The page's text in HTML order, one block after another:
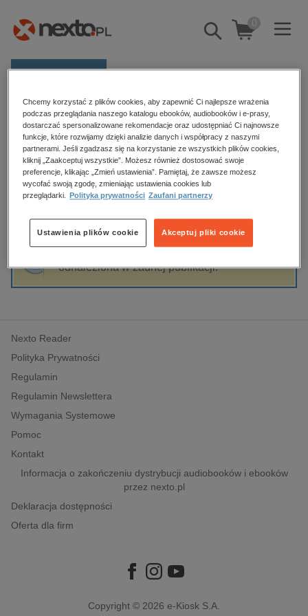
Pokaż/schowaj
wyszukiwarkę
0
E-prasa
Kategorie
Zobacz wszystkie E-prasa
budownictwo, aranżacja wnętrz
biznesowe, branżowe, gospodarka
edukacja
hobby, sport, rozrywka
komputery, internet, technologie, informatyka
polityka, społeczno-informacyjne
psychologiczne
inne
popularno-naukowe
historia
Strona główna Wanda Zagórska
Wanda Zagórska
Sortowanie Filtrowanie
odnaleziona w żadnej publikacji.
Nexto Reader
Polityka Prywatności
Regulamin
Regulamin Newslettera
Wymagania Systemowe
Pomoc
Kontakt
Informacja o zakończeniu dystrybucji audiobooków i ebooków
przez nexto.pl
Deklaracja dostępności
Oferta dla firm
Copyright © 2026 e-Kiosk S.A.
Chcemy korzystać z plików cookies, aby zapewnić Ci najlepsze wrażenia
podczas przeglądania naszego katalogu ebooków, audiobooków i e-prasy,
dostarczać spersonalizowane rekomendacje oraz udostępniać Ci najnowsze
funkcje, które rozwijamy dzięki analizie danych i współpracy z naszymi
partnerami. Jeśli zgadzasz się na korzystanie ze wszystkich plików cookies,
kliknij „Zaakceptuj wszystkie”. Możesz również dostosować swoje
preferencje, klikając „Zmień ustawienia”. Pamiętaj, że zawsze możesz
wycofać swoją zgodę, zmieniając ustawienia cookies lub
przeglądarki.
Polityka prywatności Zaufani partnerzy
Akceptuj pliki cookie
Ustawienia plików cookie